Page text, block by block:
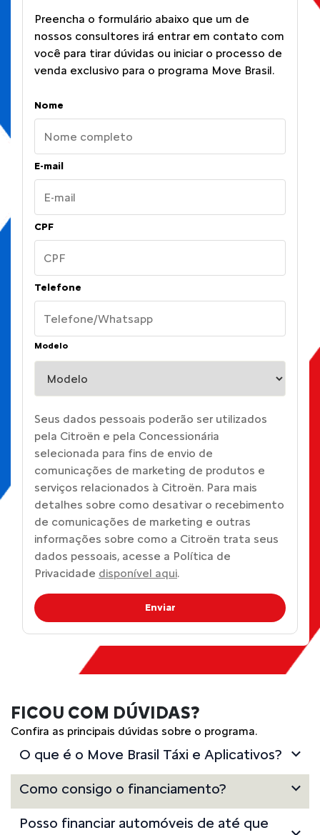
Preencha o formulário abaixo que um de
nossos consultores irá entrar em contato com
você para tirar dúvidas ou iniciar o processo de
venda exclusivo para o programa Move Brasil.
Nome
E-mail
CPF
Telefone
Modelo
Seus dados pessoais poderão ser utilizados
pela Citroën e pela Concessionária
selecionada para fins de envio de
comunicações de marketing de produtos e
serviços relacionados à Citroën. Para mais
detalhes sobre como desativar o recebimento
de comunicações de marketing e outras
informações sobre como a Citroën trata seus
dados pessoais, acesse a Política de
Privacidade disponível aqui.
Enviar
FICOU COM DÚVIDAS?
Confira as principais dúvidas sobre o programa.
O que é o Move Brasil Táxi e Aplicativos?
Como consigo o financiamento?
Posso financiar automóveis de até que